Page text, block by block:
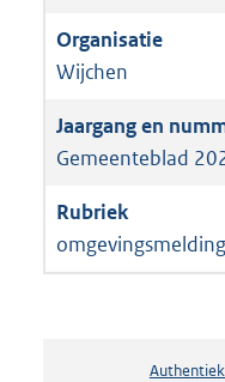
Wijchen
Gemeenteblad
omgevingsmelding